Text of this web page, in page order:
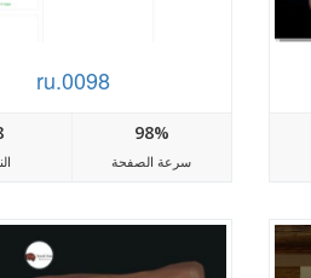
0098.ru
98%
سرعة الصفحة